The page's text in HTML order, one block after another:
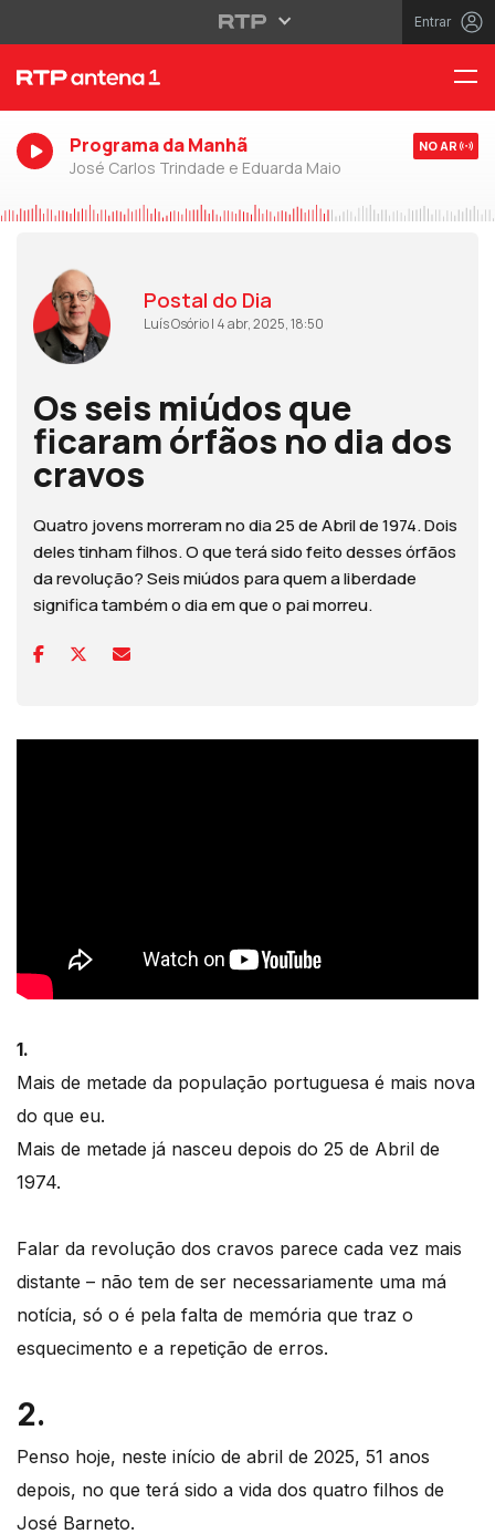
Entrar
Programa da Manhã
José Carlos Trindade e Eduarda Maio
NO AR
Postal do Dia
Luís Osório | 4 abr, 2025, 18:50
Os seis miúdos que
ficaram órfãos no dia dos
cravos
Quatro jovens morreram no dia 25 de Abril de 1974. Dois
deles tinham filhos. O que terá sido feito desses órfãos
da revolução? Seis miúdos para quem a liberdade
significa também o dia em que o pai morreu.
1.
Mais de metade da população portuguesa é mais nova
do que eu.
Mais de metade já nasceu depois do 25 de Abril de
1974.
Falar da revolução dos cravos parece cada vez mais
distante – não tem de ser necessariamente uma má
notícia, só o é pela falta de memória que traz o
esquecimento e a repetição de erros.
2.
Penso hoje, neste início de abril de 2025, 51 anos
depois, no que terá sido a vida dos quatro filhos de
José Barneto.